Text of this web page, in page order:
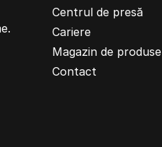
Centrul de presă
Cariere
Magazin de produse
Contact